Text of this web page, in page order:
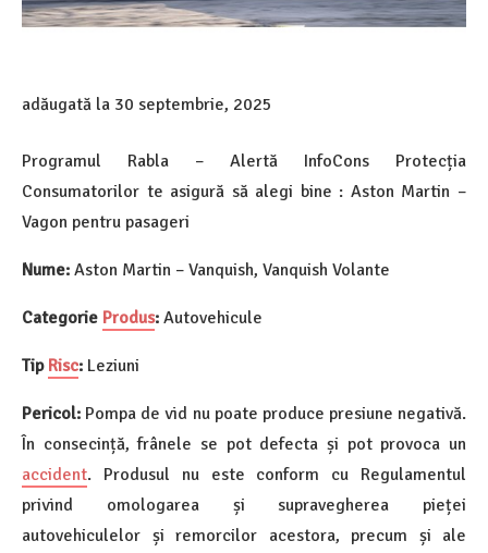
adăugată la 30 septembrie, 2025
Programul Rabla – Alertă InfoCons Protecția
Consumatorilor te asigură să alegi bine : Aston Martin –
Vagon pentru pasageri
Nume: Aston Martin – Vanquish, Vanquish Volante
Categorie Produs: Autovehicule
Tip Risc: Leziuni
Pericol: Pompa de vid nu poate produce presiune negativă.
În consecință, frânele se pot defecta și pot provoca un
accident. Produsul nu este conform cu Regulamentul
privind omologarea și supravegherea pieței
autovehiculelor și remorcilor acestora, precum și ale